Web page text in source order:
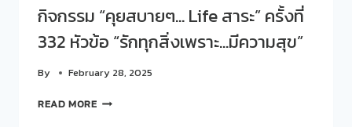
BANGKOK
DESIGN
WEEK
2025
กิจกรรม “คุยสบายๆ… Life สาระ” ครั้งที่
332 หัวข้อ “รักทุกสิ่งเพราะ…มีความสุข”
By February 28, 2025
READ MOREกิจกรรม